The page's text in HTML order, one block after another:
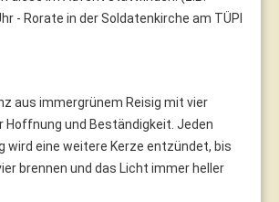
- Rorate in der Soldatenkirche am TÜPl
aus immergrünem Reisig mit vier
Hoffnung und Beständigkeit. Jeden
wird eine weitere Kerze entzündet, bis
brennen und das Licht immer heller